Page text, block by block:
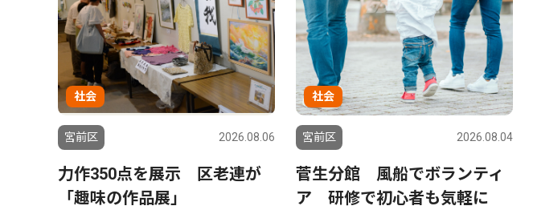
社会
宮前区 2026.08.06
力作350点を展示 区老連が
「趣味の作品展」
社会
宮前区 2026.08.04
菅生分館 風船でボランティ
ア 研修で初心者も気軽に